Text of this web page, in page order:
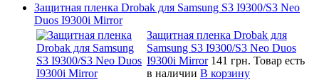
Защитная пленка Drobak для Samsung S3 I9300/S3 Neo
Duos I9300i Mirror
Защитная пленка Drobak для
Samsung S3 I9300/S3 Neo Duos
I9300i Mirror 141 грн. Товар есть
в наличии В корзину